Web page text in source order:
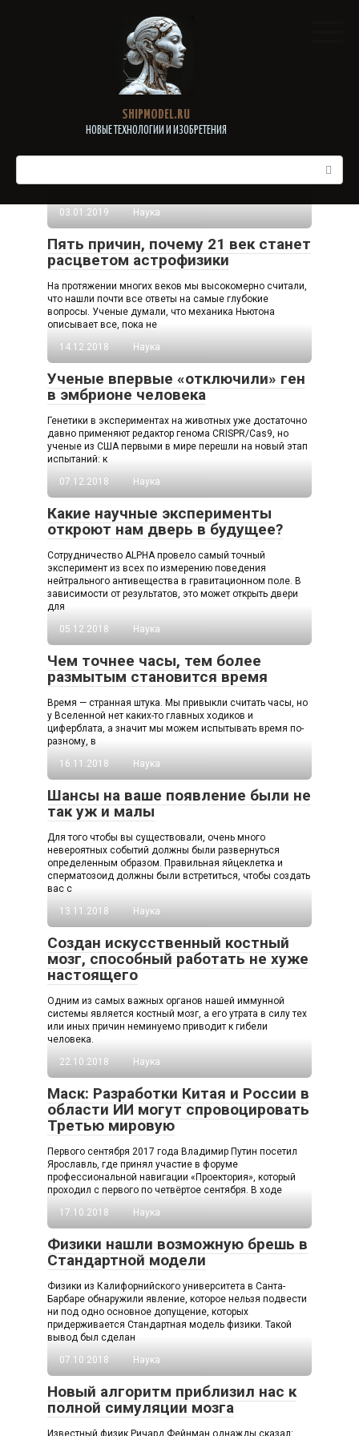
SHIPMODEL.RU
НОВЫЕ ТЕХНОЛОГИИ И ИЗОБРЕТЕНИЯ
03.01.2019 Наука
Пять причин, почему 21 век станет
расцветом астрофизики
На протяжении многих веков мы высокомерно считали,
что нашли почти все ответы на самые глубокие
вопросы. Ученые думали, что механика Ньютона
описывает все, пока не
14.12.2018
Наука
Ученые впервые «отключили» ген
в эмбрионе человека
Генетики в экспериментах на животных уже достаточно
давно применяют редактор генома CRISPR/Cas9, но
ученые из США первыми в мире перешли на новый этап
испытаний: к
07.12.2018
Наука
Какие научные эксперименты
откроют нам дверь в будущее?
Сотрудничество ALPHA провело самый точный
эксперимент из всех по измерению поведения
нейтрального антивещества в гравитационном поле. В
зависимости от результатов, это может открыть двери
для
05.12.2018
Наука
Чем точнее часы, тем более
размытым становится время
Время — странная штука. Мы привыкли считать часы, но
у Вселенной нет каких-то главных ходиков и
циферблата, а значит мы можем испытывать время по-
разному, в
16.11.2018
Наука
Шансы на ваше появление были не
так уж и малы
Для того чтобы вы существовали, очень много
невероятных событий должны были развернуться
определенным образом. Правильная яйцеклетка и
сперматозоид должны были встретиться, чтобы создать
вас с
13.11.2018
Наука
Создан искусственный костный
мозг, способный работать не хуже
настоящего
Одним из самых важных органов нашей иммунной
системы является костный мозг, а его утрата в силу тех
или иных причин неминуемо приводит к гибели
человека.
22.10.2018
Наука
Маск: Разработки Китая и России в
области ИИ могут спровоцировать
Третью мировую
Первого сентября 2017 года Владимир Путин посетил
Ярославль, где принял участие в форуме
профессиональной навигации «Проектория», который
проходил с первого по четвёртое сентября. В ходе
17.10.2018
Наука
Физики нашли возможную брешь в
Стандартной модели
Физики из Калифорнийского университета в Санта-
Барбаре обнаружили явление, которое нельзя подвести
ни под одно основное допущение, которых
придерживается Стандартная модель физики. Такой
вывод был сделан
07.10.2018
Наука
Новый алгоритм приблизил нас к
полной симуляции мозга
Известный физик Ричард Фейнман однажды сказал: